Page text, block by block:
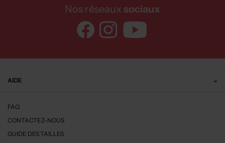
Nos réseaux sociaux
AIDE
FAQ
CONTACTEZ-NOUS
GUIDE DES TAILLES